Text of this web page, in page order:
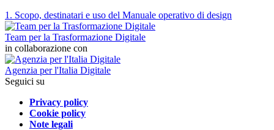
1. Scopo, destinatari e uso del Manuale operativo di design
Team per la Trasformazione Digitale
in collaborazione con
Agenzia per l'Italia Digitale
Seguici su
Privacy policy
Cookie policy
Note legali